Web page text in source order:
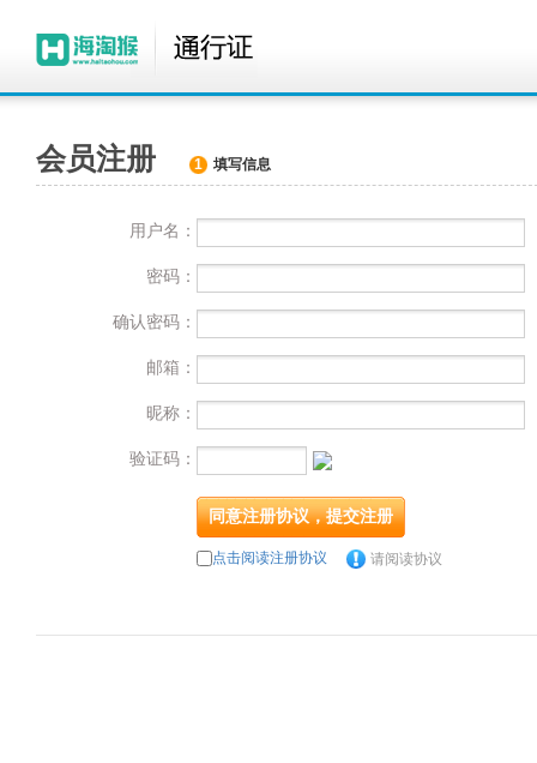
会员注册 1 填写信息
用户名：
密码：
确认密码：
邮箱：
昵称：
验证码：
点击阅读注册协议 请阅读协议